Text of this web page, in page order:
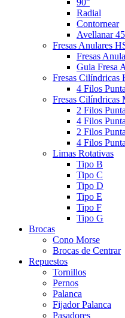
Radial
Contornear
Avellanar
Fresas Anulares
Fresas
Guia Fresa
Fresas Cilíndricas
4 Filos
Fresas Cilíndricas
2 Filos
4 Filos
2 Filos
4 Filos
Limas Rotativas
Tipo B
Tipo C
Tipo D
Tipo E
Tipo F
Tipo G
Brocas
Cono Morse
Brocas de Centrar
Repuestos
Tornillos
Pernos
Palanca
Fijador Palanca
Pasadores